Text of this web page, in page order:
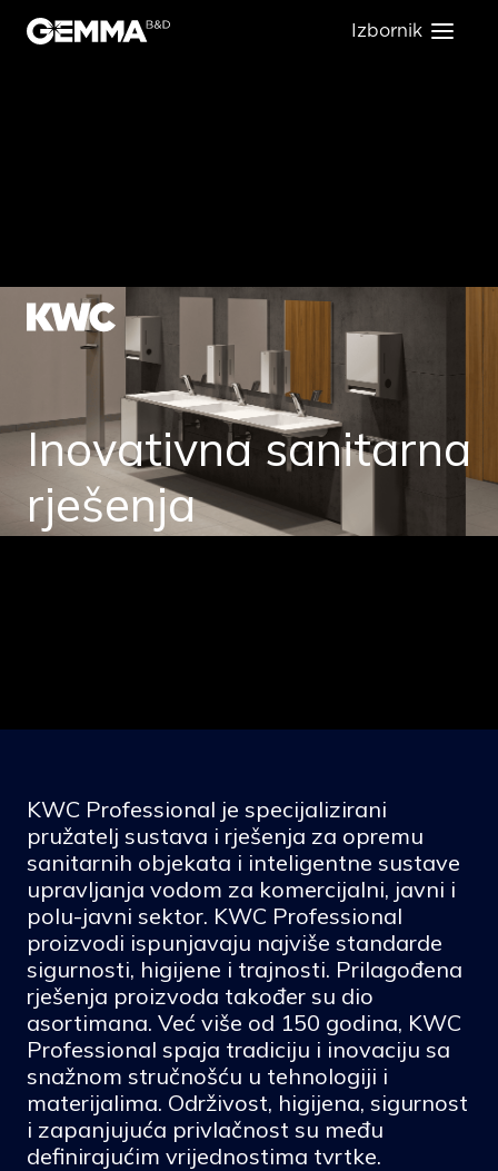
Izbornik
KWC
Inovativna sanitarna
rješenja
KWC Professional je specijalizirani
pružatelj sustava i rješenja za opremu
sanitarnih objekata i inteligentne sustave
upravljanja vodom za komercijalni, javni i
polu-javni sektor. KWC Professional
proizvodi ispunjavaju najviše standarde
sigurnosti, higijene i trajnosti. Prilagođena
rješenja proizvoda također su dio
asortimana. Već više od 150 godina, KWC
Professional spaja tradiciju i inovaciju sa
snažnom stručnošću u tehnologiji i
materijalima. Održivost, higijena, sigurnost
i zapanjujuća privlačnost su među
definirajućim vrijednostima tvrtke.